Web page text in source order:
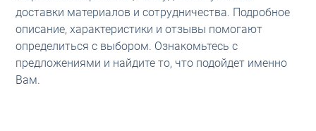
доставки материалов и сотрудничества. Подробное
описание, характеристики и отзывы помогают
определиться с выбором. Ознакомьтесь с
предложениями и найдите то, что подойдет именно
Вам.